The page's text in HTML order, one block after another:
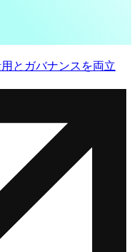
とガバナンスを両立